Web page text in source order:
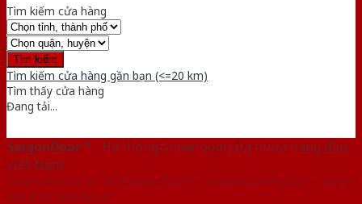
Tìm kiếm cửa hàng
Tìm kiếm cửa hàng gần bạn (<=20 km)
Tìm thấy cửa hàng
Đang tải...
SaigonDoor™ - Hệ thống Showroom cửa nhựa hàng đầu
Việt Nam
Copyright ⓒ 2016 – 2026 SaigonDoor™ - www.bancuanhua.com | Đơn vị
chủ quản SaigonDoor